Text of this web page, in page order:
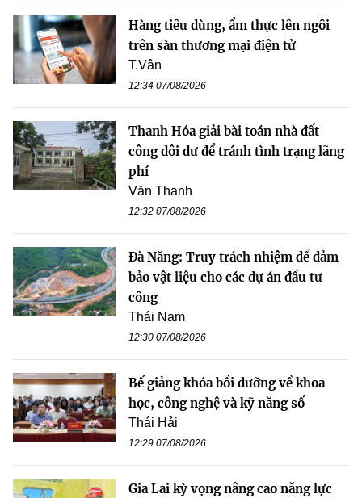
Hàng tiêu dùng, ẩm thực lên ngôi
trên sàn thương mại điện tử
T.Vân
12:34 07/08/2026
Thanh Hóa giải bài toán nhà đất
công dôi dư để tránh tình trạng lãng
phí
Văn Thanh
12:32 07/08/2026
Đà Nẵng: Truy trách nhiệm để đảm
bảo vật liệu cho các dự án đầu tư
công
Thái Nam
12:30 07/08/2026
Bế giảng khóa bồi dưỡng về khoa
học, công nghệ và kỹ năng số
Thái Hải
12:29 07/08/2026
Gia Lai kỳ vọng nâng cao năng lực